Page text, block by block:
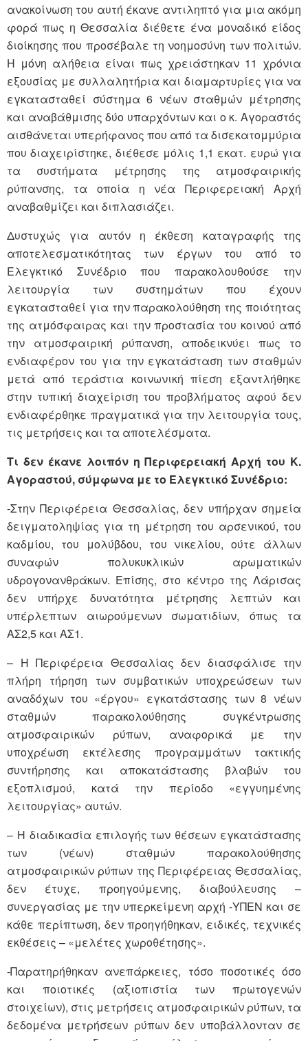
ανακοίνωση του αυτή έκανε αντιληπτό για μια ακόμη
φορά πως η Θεσσαλία διέθετε ένα μοναδικό είδος
διοίκησης που προσέβαλε τη νοημοσύνη των πολιτών.
Η μόνη αλήθεια είναι πως χρειάστηκαν 11 χρόνια
εξουσίας με συλλαλητήρια και διαμαρτυρίες για να
εγκατασταθεί σύστημα 6 νέων σταθμών μέτρησης
και αναβάθμισης δύο υπαρχόντων και ο κ. Αγοραστός
αισθάνεται υπερήφανος που από τα δισεκατομμύρια
που διαχειρίστηκε, διέθεσε μόλις 1,1 εκατ. ευρώ για
τα συστήματα μέτρησης της ατμοσφαιρικής
ρύπανσης, τα οποία η νέα Περιφερειακή Αρχή
αναβαθμίζει και διπλασιάζει.
Δυστυχώς για αυτόν η έκθεση καταγραφής της
αποτελεσματικότητας των έργων του από το
Ελεγκτικό Συνέδριο που παρακολουθούσε την
λειτουργία των συστημάτων που έχουν
εγκατασταθεί για την παρακολούθηση της ποιότητας
της ατμόσφαιρας και την προστασία του κοινού από
την ατμοσφαιρική ρύπανση, αποδεικνύει πως το
ενδιαφέρον του για την εγκατάσταση των σταθμών
μετά από τεράστια κοινωνική πίεση εξαντλήθηκε
στην τυπική διαχείριση του προβλήματος αφού δεν
ενδιαφέρθηκε πραγματικά για την λειτουργία τους,
τις μετρήσεις και τα αποτελέσματα.
Τι δεν έκανε λοιπόν η Περιφερειακή Αρχή του Κ.
Αγοραστού, σύμφωνα με το Ελεγκτικό Συνέδριο:
-Στην Περιφέρεια Θεσσαλίας, δεν υπήρχαν σημεία
δειγματοληψίας για τη μέτρηση του αρσενικού, του
καδμίου, του μολύβδου, του νικελίου, ούτε άλλων
συναφών πολυκυκλικών αρωματικών
υδρογονανθράκων. Επίσης, στο κέντρο της Λάρισας
δεν υπήρχε δυνατότητα μέτρησης λεπτών και
υπέρλεπτων αιωρούμενων σωματιδίων, όπως τα
ΑΣ2,5 και ΑΣ1.
– Η Περιφέρεια Θεσσαλίας δεν διασφάλισε την
πλήρη τήρηση των συμβατικών υποχρεώσεων των
αναδόχων του «έργου» εγκατάστασης των 8 νέων
σταθμών παρακολούθησης συγκέντρωσης
ατμοσφαιρικών ρύπων, αναφορικά με την
υποχρέωση εκτέλεσης προγραμμάτων τακτικής
συντήρησης και αποκατάστασης βλαβών του
εξοπλισμού, κατά την περίοδο «εγγυημένης
λειτουργίας» αυτών.
– Η διαδικασία επιλογής των θέσεων εγκατάστασης
των (νέων) σταθμών παρακολούθησης
ατμοσφαιρικών ρύπων της Περιφέρειας Θεσσαλίας,
δεν έτυχε, προηγούμενης, διαβούλευσης –
συνεργασίας με την υπερκείμενη αρχή -ΥΠΕΝ και σε
κάθε περίπτωση, δεν προηγήθηκαν, ειδικές, τεχνικές
εκθέσεις – «μελέτες χωροθέτησης».
-Παρατηρήθηκαν ανεπάρκειες, τόσο ποσοτικές όσο
και ποιοτικές (αξιοπιστία των πρωτογενών
στοιχείων), στις μετρήσεις ατμοσφαιρικών ρύπων, τα
δεδομένα μετρήσεων ρύπων δεν υποβάλλονταν σε